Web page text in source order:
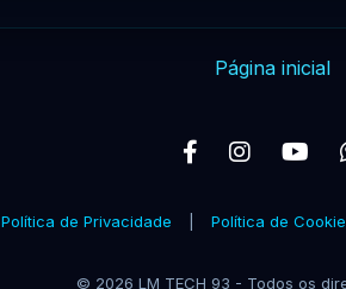
Página inicial
Política de Privacidade Política de
© 2026 LM TECH 93 - Todos os